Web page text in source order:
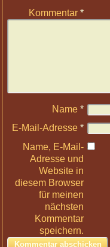
Kommentar *
Name *
E-Mail-Adresse *
Name, E-Mail-
Adresse und
Website in
diesem Browser
für meinen
nächsten
Kommentar
speichern.